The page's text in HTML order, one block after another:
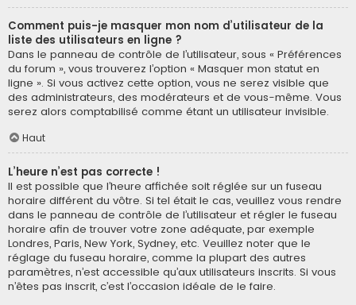
Comment puis-je masquer mon nom d’utilisateur de la
liste des utilisateurs en ligne ?
Dans le panneau de contrôle de l’utilisateur, sous « Préférences
du forum », vous trouverez l’option « Masquer mon statut en
ligne ». Si vous activez cette option, vous ne serez visible que
des administrateurs, des modérateurs et de vous-même. Vous
serez alors comptabilisé comme étant un utilisateur invisible.
Haut
L’heure n’est pas correcte !
Il est possible que l’heure affichée soit réglée sur un fuseau
horaire différent du vôtre. Si tel était le cas, veuillez vous rendre
dans le panneau de contrôle de l’utilisateur et régler le fuseau
horaire afin de trouver votre zone adéquate, par exemple
Londres, Paris, New York, Sydney, etc. Veuillez noter que le
réglage du fuseau horaire, comme la plupart des autres
paramètres, n’est accessible qu’aux utilisateurs inscrits. Si vous
n’êtes pas inscrit, c’est l’occasion idéale de le faire.